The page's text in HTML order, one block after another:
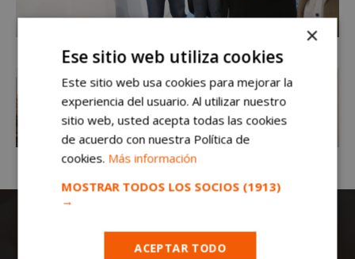
×
Ese sitio web utiliza cookies
Este sitio web usa cookies para mejorar la
experiencia del usuario. Al utilizar nuestro
sitio web, usted acepta todas las cookies
de acuerdo con nuestra Política de
cookies. Más información
MOSTRAR TODOS LOS SOCIOS (1913)
→
ACEPTAR TODO